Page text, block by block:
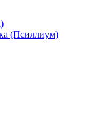
(Псиллиум)